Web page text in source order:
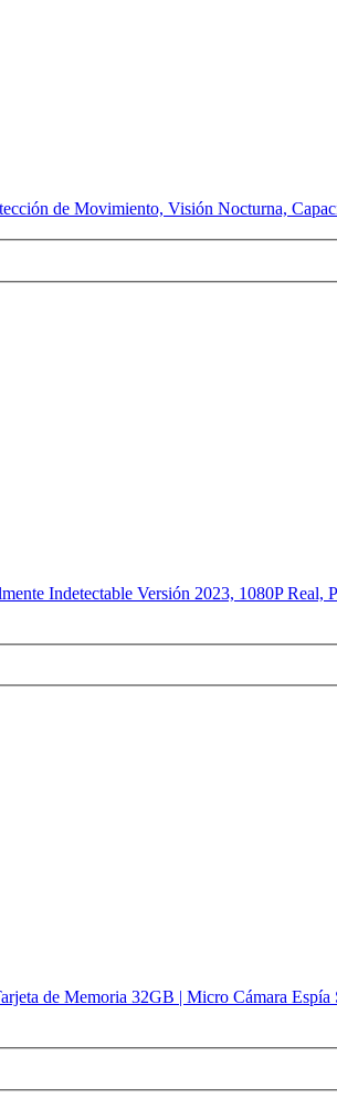
de Movimiento, Visión Nocturna,
Indetectable Versión 2023, 1080P
de Memoria 32GB | Micro Cámara